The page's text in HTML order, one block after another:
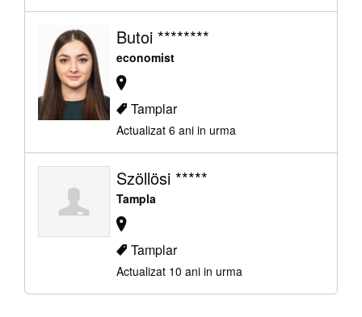
Butoi ********
economist
Tamplar
Actualizat 6 ani in urma
Szöllösi *****
Tampla
Tamplar
Actualizat 10 ani in urma